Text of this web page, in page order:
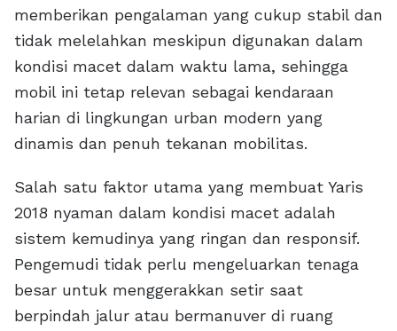
memberikan pengalaman yang cukup stabil dan
tidak melelahkan meskipun digunakan dalam
kondisi macet dalam waktu lama, sehingga
mobil ini tetap relevan sebagai kendaraan
harian di lingkungan urban modern yang
dinamis dan penuh tekanan mobilitas.
Salah satu faktor utama yang membuat Yaris
2018 nyaman dalam kondisi macet adalah
sistem kemudinya yang ringan dan responsif.
Pengemudi tidak perlu mengeluarkan tenaga
besar untuk menggerakkan setir saat
berpindah jalur atau bermanuver di ruang